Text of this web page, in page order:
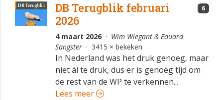
DB Terugblik februari
2026
6
4 maart 2026· Wim Wiegant & Eduard
Sangster· 3415 × bekeken
In Nederland was het druk genoeg, maar
niet ál te druk, dus er is genoeg tijd om
de rest van de WP te verkennen...
Lees meer